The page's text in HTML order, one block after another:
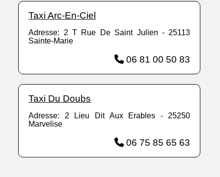
Taxi Arc-En-Ciel
Adresse: 2 T Rue De Saint Julien - 25113
Sainte-Marie
06 81 00 50 83
Taxi Du Doubs
Adresse: 2 Lieu Dit Aux Erables - 25250
Marvelise
06 75 85 65 63